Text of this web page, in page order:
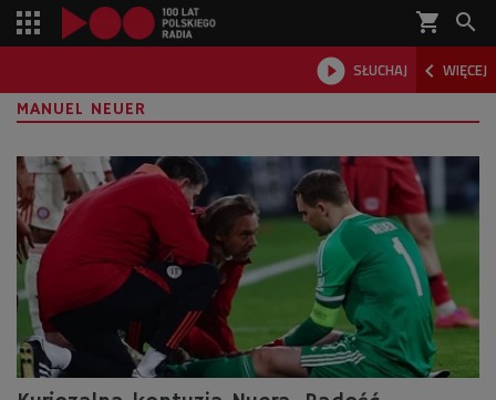
shopping_cart 
 SŁUCHAJ  WIĘCEJ

MANUEL NEUER